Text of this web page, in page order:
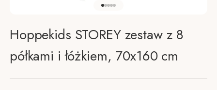
Przejdź do elementu 1
Przejdź do elementu 2
Przejdź do elementu 3
Przejdź do elementu 4
Przejdź do elementu 5
Hoppekids STOREY zestaw z 8
półkami i łóżkiem, 70x160 cm